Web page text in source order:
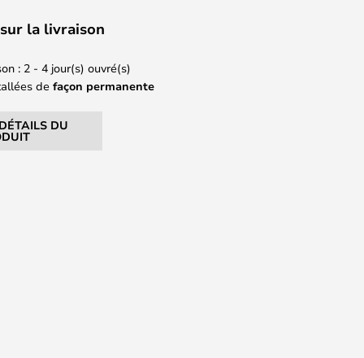
la livraison
: 2 - 4 jour(s) ouvré(s)
defaçon permanente
DU